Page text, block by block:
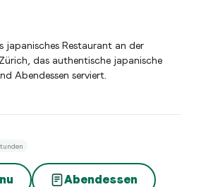
japanisches Restaurant an der
das authentische japanische
Abendessen serviert.
Abendessen